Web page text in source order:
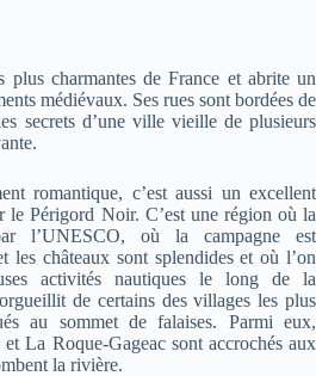
plus charmantes de France et abrite un
médiévaux. Ses rues sont bordées de
secrets d’une ville vieille de plusieurs
romantique, c’est aussi un excellent
le Périgord Noir. C’est une région où la
l’UNESCO, où la campagne est
les châteaux sont splendides et où l’on
activités nautiques le long de la
de certains des villages les plus
au sommet de falaises. Parmi eux,
La Roque-Gageac sont accrochés aux
la rivière.